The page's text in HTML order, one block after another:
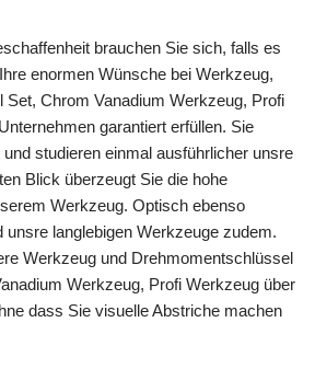
brauchen Sie sich, falls es
enormen Wünsche bei Werkzeug,
Chrom Vanadium Werkzeug, Profi
garantiert erfüllen. Sie
studieren einmal ausführlicher unsre
Blick überzeugt Sie die hohe
Werkzeug. Optisch ebenso
unsre langlebigen Werkzeuge zudem.
Werkzeug und Drehmomentschlüssel
Werkzeug, Profi Werkzeug über
dass Sie visuelle Abstriche machen